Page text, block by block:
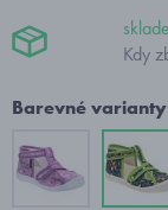
Kdy
Barevné varianty